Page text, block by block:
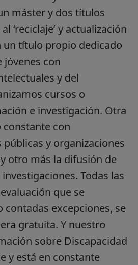
máster y dos títulos
‘reciclaje’ y actualización
un título propio dedicado
jóvenes con
y del
cursos o
e investigación. Otra
constante con
y organizaciones
otro más la difusión de
Todas las
que se
contadas excepciones, se
gratuita. Y nuestro
sobre Discapacidad
y está en constante